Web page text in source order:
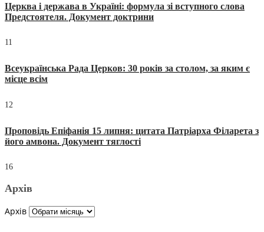
Церква і держава в Україні: формула зі вступного слова
Предстоятеля. Документ доктрини
11
Всеукраїнська Рада Церков: 30 років за столом, за яким є
місце всім
12
Проповідь Епіфанія 15 липня: цитата Патріарха Філарета з
його амвона. Документ тяглості
16
Архів
Архів